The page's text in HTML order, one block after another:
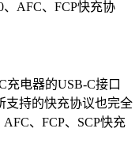
、AFC、FCP快充协
充电器的USB-C接口
支持的快充协议也完全
、FCP、SCP快充